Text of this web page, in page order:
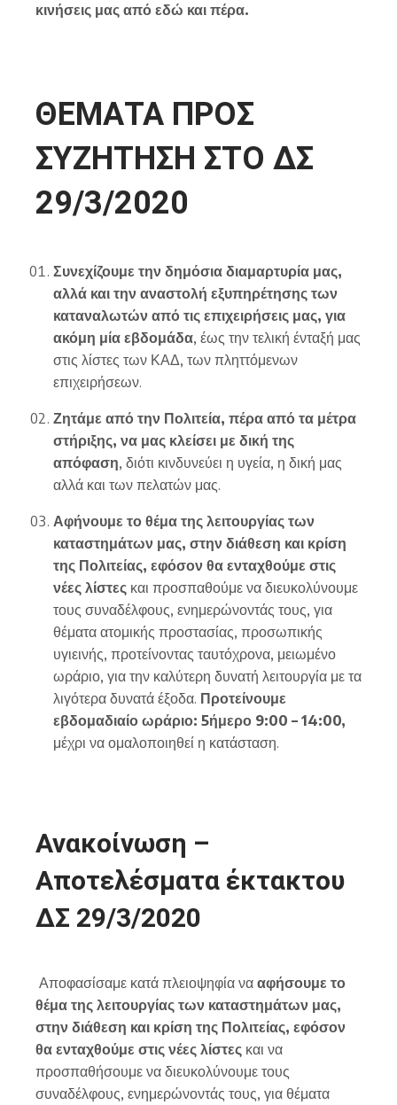
κινήσεις μας από εδώ και πέρα.
ΘΕΜΑΤΑ ΠΡΟΣ
ΣΥΖΗΤΗΣΗ ΣΤΟ ΔΣ
29/3/2020
Συνεχίζουμε την δημόσια διαμαρτυρία μας,
αλλά και την αναστολή εξυπηρέτησης των
καταναλωτών από τις επιχειρήσεις μας, για
ακόμη μία εβδομάδα, έως την τελική ένταξή μας
στις λίστες των ΚΑΔ, των πληττόμενων
επιχειρήσεων.
Ζητάμε από την Πολιτεία, πέρα από τα μέτρα
στήριξης, να μας κλείσει με δική της
απόφαση, διότι κινδυνεύει η υγεία, η δική μας
αλλά και των πελατών μας.
Αφήνουμε το θέμα της λειτουργίας των
καταστημάτων μας, στην διάθεση και κρίση
της Πολιτείας, εφόσον θα ενταχθούμε στις
νέες λίστες και προσπαθούμε να διευκολύνουμε
τους συναδέλφους, ενημερώνοντάς τους, για
θέματα ατομικής προστασίας, προσωπικής
υγιεινής, προτείνοντας ταυτόχρονα, μειωμένο
ωράριο, για την καλύτερη δυνατή λειτουργία με τα
λιγότερα δυνατά έξοδα. Προτείνουμε
εβδομαδιαίο ωράριο: 5ήμερο 9:00 – 14:00,
μέχρι να ομαλοποιηθεί η κατάσταση.
Ανακοίνωση –
Αποτελέσματα έκτακτου
ΔΣ 29/3/2020
Αποφασίσαμε κατά πλειοψηφία να αφήσουμε το
θέμα της λειτουργίας των καταστημάτων μας,
στην διάθεση και κρίση της Πολιτείας, εφόσον
θα ενταχθούμε στις νέες λίστες και να
προσπαθήσουμε να διευκολύνουμε τους
συναδέλφους, ενημερώνοντάς τους, για θέματα